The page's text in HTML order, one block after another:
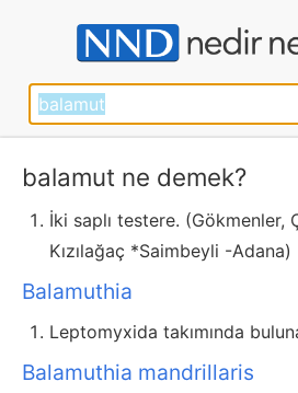
balamut ne demek?
İki saplı testere. (Gökmenler,
Kızılağaç *Saimbeyli -Adana)
Balamuthia
Leptomyxida takımında
Balamuthia mandrillaris